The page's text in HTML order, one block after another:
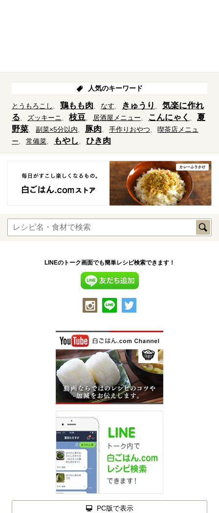
人気のキーワード
とうもろこし 鶏もも肉 なす きゅうり
気楽に作れ
る
ズッキーニ 枝豆 居酒屋メニュー こんにゃく
夏
野菜
副菜×5分以内 豚肉 手作りおやつ
喫茶店メニュ
ー
常備菜 もやし ひき肉
LINEのトーク画面でも簡単レシピ検索できます！
PC版で表示